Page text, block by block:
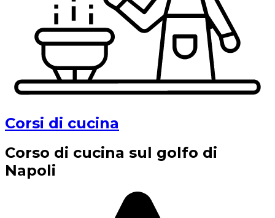
Corsi di cucina
Corso di cucina sul golfo di
Napoli